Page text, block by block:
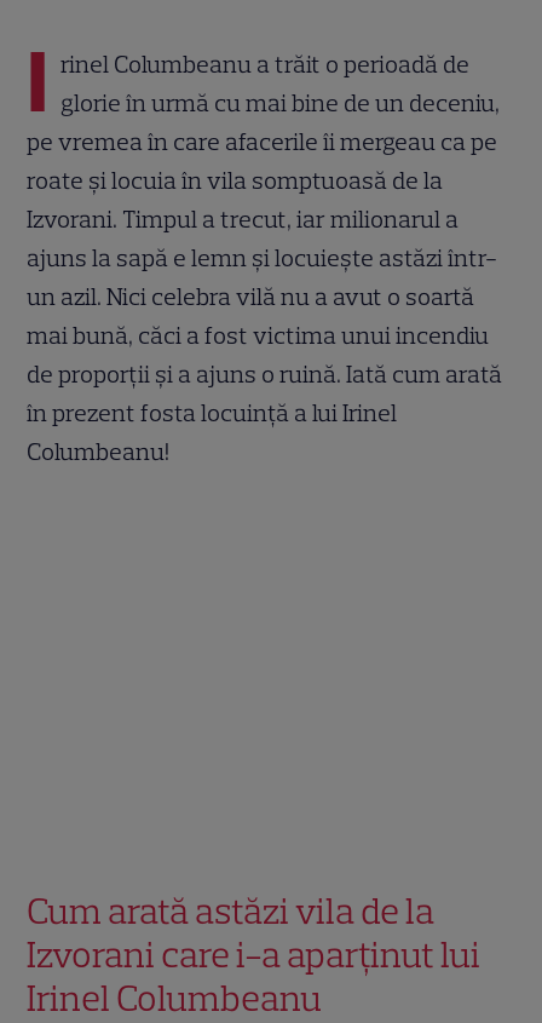
I rinel Columbeanu a trăit o perioadă de
glorie în urmă cu mai bine de un deceniu,
pe vremea în care afacerile îi mergeau ca pe
roate și locuia în vila somptuoasă de la
Izvorani. Timpul a trecut, iar milionarul a
ajuns la sapă e lemn și locuiește astăzi într-
un azil. Nici celebra vilă nu a avut o soartă
mai bună, căci a fost victima unui incendiu
de proporții și a ajuns o ruină. Iată cum arată
în prezent fosta locuință a lui Irinel
Columbeanu!
Cum arată astăzi vila de la
Izvorani care i-a aparținut lui
Irinel Columbeanu